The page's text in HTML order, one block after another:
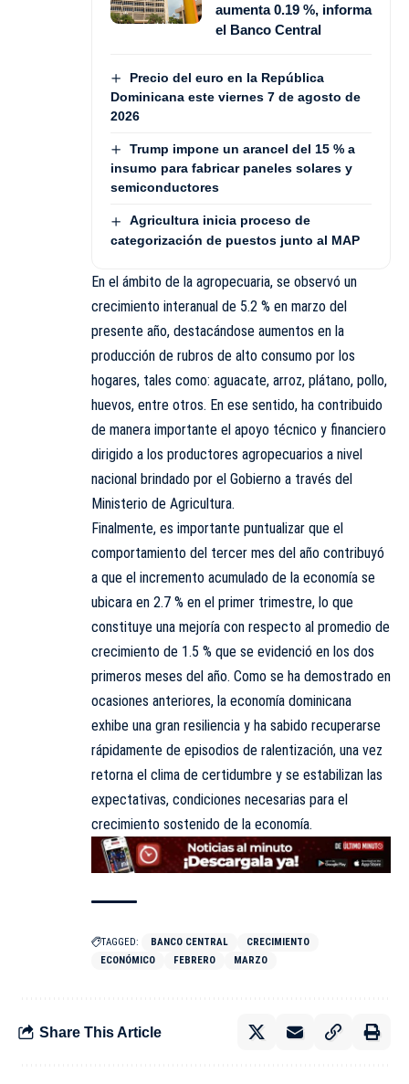
aumenta 0.19 %, informa
el Banco Central
Precio del euro en la República
Dominicana este viernes 7 de agosto de
2026
Trump impone un arancel del 15 % a
insumo para fabricar paneles solares y
semiconductores
Agricultura inicia proceso de
categorización de puestos junto al MAP
En el ámbito de la agropecuaria, se observó un
crecimiento interanual de 5.2 % en marzo del
presente año, destacándose aumentos en la
producción de rubros de alto consumo por los
hogares, tales como: aguacate, arroz, plátano, pollo,
huevos, entre otros. En ese sentido, ha contribuido
de manera importante el apoyo técnico y financiero
dirigido a los productores agropecuarios a nivel
nacional brindado por el Gobierno a través del
Ministerio de Agricultura.
Finalmente, es importante puntualizar que el
comportamiento del tercer mes del año contribuyó
a que el incremento acumulado de la economía se
ubicara en 2.7 % en el primer trimestre, lo que
constituye una mejoría con respecto al promedio de
crecimiento de 1.5 % que se evidenció en los dos
primeros meses del año. Como se ha demostrado en
ocasiones anteriores, la economía dominicana
exhibe una gran resiliencia y ha sabido recuperarse
rápidamente de episodios de ralentización, una vez
retorna el clima de certidumbre y se estabilizan las
expectativas, condiciones necesarias para el
crecimiento sostenido de la economía.
TAGGED: BANCO CENTRAL
CRECIMIENTO
ECONÓMICO
FEBRERO MARZO
Share This Article